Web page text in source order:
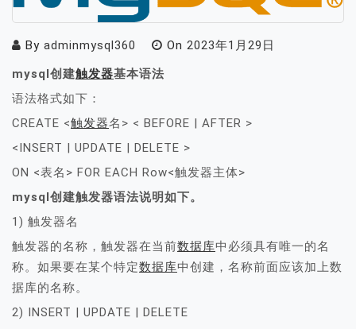
By adminmysql360 On 2023年1月29日
mysql创建触发器基本语法
语法格式如下：
CREATE <触发器名> < BEFORE | AFTER >
<INSERT | UPDATE | DELETE >
ON <表名> FOR EACH Row<触发器主体>
mysql创建触发器语法说明如下。
1) 触发器名
触发器的名称，触发器在当前数据库中必须具有唯一的名
称。如果要在某个特定数据库中创建，名称前面应该加上数
据库的名称。
2) INSERT | UPDATE | DELETE